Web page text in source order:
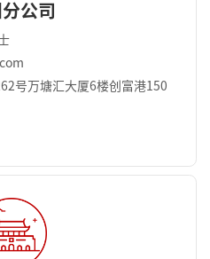
公司
号万塘汇大厦6楼创富港150